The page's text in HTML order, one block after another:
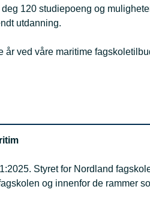
120 studiepoeng og
utdanning.
ved våre maritime
Styret for Nordland
og innenfor de rammer